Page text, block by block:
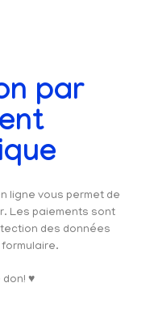
par
ligne vous permet de
Les paiements sont
des données
♥